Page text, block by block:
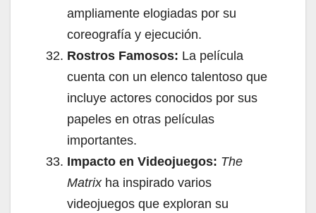
ampliamente elogiadas por su
coreografía y ejecución.
Rostros Famosos: La película
cuenta con un elenco talentoso que
incluye actores conocidos por sus
papeles en otras películas
importantes.
Impacto en Videojuegos: The
Matrixha inspirado varios
videojuegos que exploran su